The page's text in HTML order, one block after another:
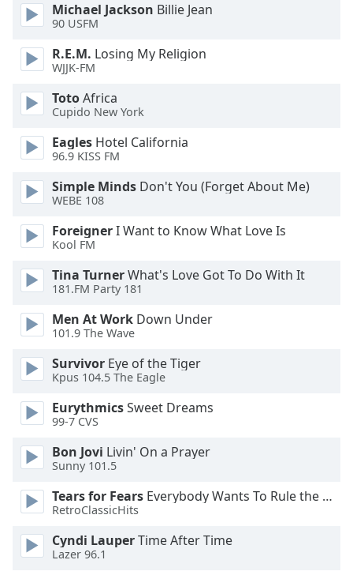
modal
window.
Beginning
dialog
window.
Escape
and
close
window.
Text
Color
Opacity
Text
Background
Color
Opacity
Caption
Background
Color
Michael Jackson Billie Jean
90 USFM
R.E.M. Losing My Religion
WJJK-FM
TotoAfrica
Cupido New York
Eagles Hotel California
96.9 KISS FM
Simple Minds Don't You (Forget About Me)
WEBE 108
ForeignerI Want to Know What Love Is
Kool FM
Tina TurnerWhat's Love Got To Do With It
181.FM Party 181
Men At Work Down Under
101.9 The Wave
Survivor Eye of the Tiger
Kpus 104.5 The Eagle
EurythmicsSweet Dreams
99-7 CVS
Bon Jovi Livin' On a Prayer
Sunny 101.5
Tears for Fears Everybody Wants To Rule the World
RetroClassicHits
Cyndi LauperTime After Time
Lazer 96.1